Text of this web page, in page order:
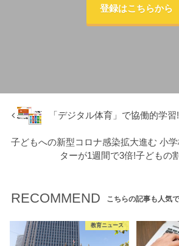
登録はこちらから
「デジタル体育」で協働的学習!
子どもへの新型コロナ感染拡大進む 小
ターが1週間で3倍!子どもの
RECOMMEND こちらの記事も人気で
教育ニュース